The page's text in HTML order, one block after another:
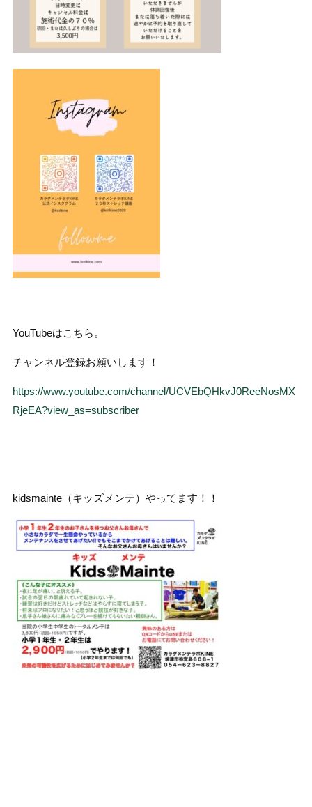
YouTubeはこちら。
チャンネル登録お願いします！
https://www.youtube.com/channel/UCVEbQHkvJ0ReeNosMX
RjeEA?view_as=subscriber
kidsmainte（キッズメンテ）やってます！！